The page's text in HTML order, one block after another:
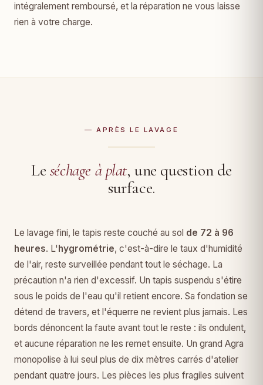
intégralement remboursé, et la réparation ne vous laisse
rien à votre charge.
— APRÈS LE LAVAGE
Le séchage à plat, une question de
surface.
Le lavage fini, le tapis reste couché au sol de 72 à 96
heures. L' hygrométrie, c'est-à-dire le taux d'humidité
de l'air, reste surveillée pendant tout le séchage. La
précaution n'a rien d'excessif. Un tapis suspendu s'étire
sous le poids de l'eau qu'il retient encore. Sa fondation se
détend de travers, et l'équerre ne revient plus jamais. Les
bords dénoncent la faute avant tout le reste : ils ondulent,
et aucune réparation ne les remet ensuite. Un grand Agra
monopolise à lui seul plus de dix mètres carrés d'atelier
pendant quatre jours. Les pièces les plus fragiles suivent